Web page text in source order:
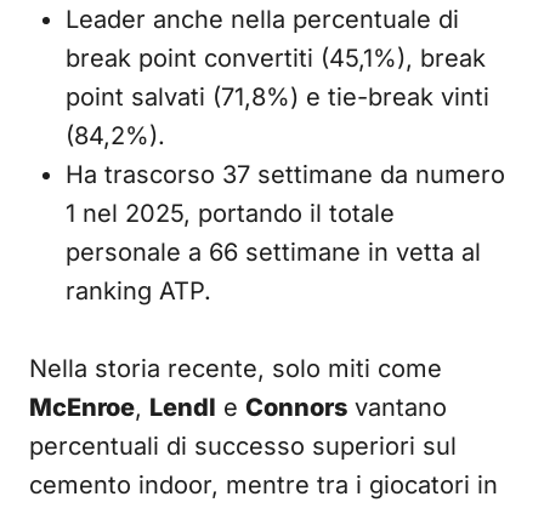
Leader anche nella percentuale di
break point convertiti (45,1%), break
point salvati (71,8%) e tie-break vinti
(84,2%).
Ha trascorso 37 settimane da numero
1 nel 2025, portando il totale
personale a 66 settimane in vetta al
ranking ATP.
Nella storia recente, solo miti come
McEnroe, Lendl e Connors vantano
percentuali di successo superiori sul
cemento indoor, mentre tra i giocatori in